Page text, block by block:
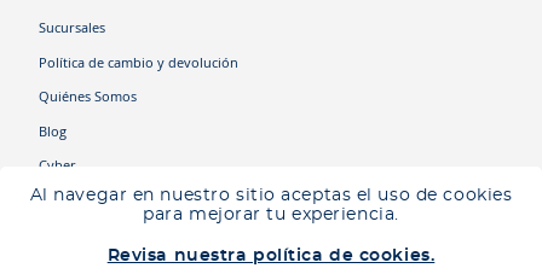
Al navegar en nuestro sitio aceptas el uso de cookies
para mejorar tu experiencia.
Revisa nuestra política de cookies.
Sucursales
Política de cambio y devolución
Quiénes Somos
Blog
Cyber